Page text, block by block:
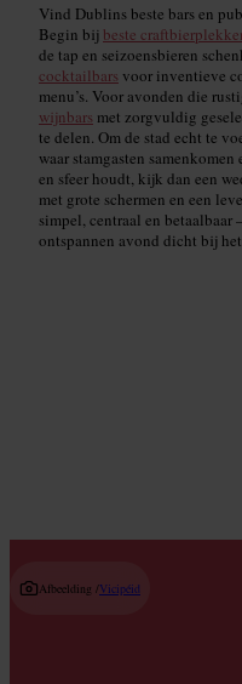
Vind Dublins beste bars en
Begin bij beste
de tap en seizoensbieren
cocktailbars voor inventieve
menu’s. Voor avonden die
wijnbars met zorgvuldig
te delen. Om de stad echt te
waar stamgasten
en sfeer houdt, kijk dan een
met grote schermen en een
simpel, centraal en
ontspannen avond dicht bij
Afbeelding /Vicipéid